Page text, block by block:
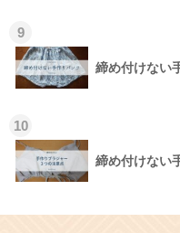
9
締め付けない
10
締め付けない